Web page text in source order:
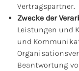
Vertragspartner.
Zwecke der
Leistungen und
und
Beantwortung